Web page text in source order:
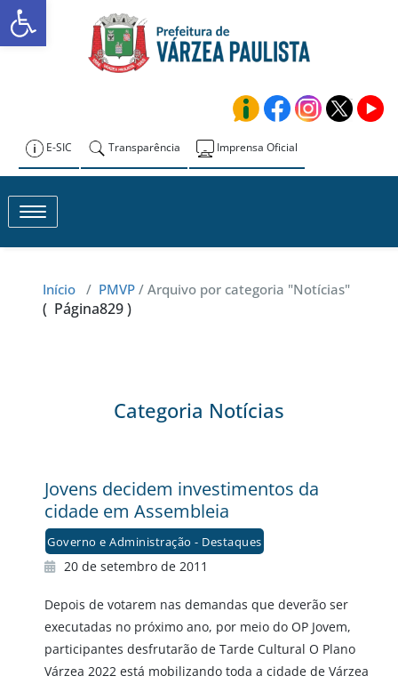
Skip
to
Prefeitura de
E-SIC Transparência Imprensa Oficial
Toggle navigation
Início / PMVP / Arquivo por categoria "Notícias"
( Página829 )
Categoria Notícias
Jovens decidem investimentos da
cidade em Assembleia
Governo e Administração - Destaques
20 de setembro de 2011
Depois de votarem nas demandas que deverão ser
executadas no próximo ano, por meio do OP Jovem,
participantes desfrutarão de Tarde Cultural O Plano
Várzea 2022 está mobilizando toda a cidade de Várzea